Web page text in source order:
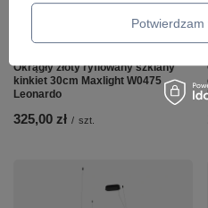
Okrągły złoty ryflowany szklany
kinkiet 30cm Maxlight W0475
Leonardo
325,00 zł / szt.